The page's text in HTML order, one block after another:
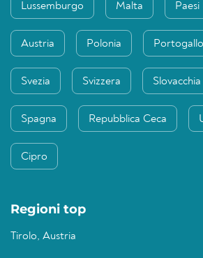
Lussemburgo Malta Paesi
Austria Polonia Portogallo
Svezia Svizzera Slovacchia
Spagna Repubblica Ceca
Cipro
Regioni top
Tirolo, Austria